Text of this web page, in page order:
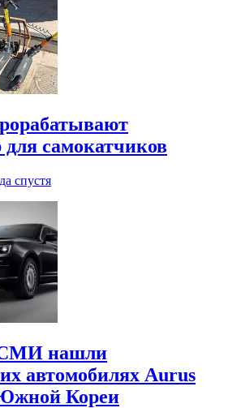
для самокатчиков
спустя
нашли
автомобилях Aurus
Кореи